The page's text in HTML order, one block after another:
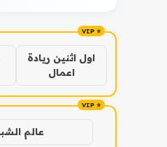
اول اثنين ريادة
اعمال
عالم